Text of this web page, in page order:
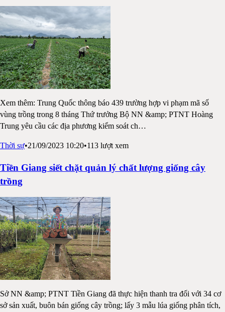
Xem thêm: Trung Quốc thông báo 439 trường hợp vi phạm mã số
vùng trồng trong 8 tháng Thứ trưởng Bộ NN &amp; PTNT Hoàng
Trung yêu cầu các địa phương kiểm soát ch…
Thời sự•21/09/2023 10:20•113 lượt xem
Tiền Giang siết chặt quản lý chất lượng giống cây
trồng
Sở NN &amp; PTNT Tiền Giang đã thực hiện thanh tra đối với 34 cơ
sở sản xuất, buôn bán giống cây trồng; lấy 3 mẫu lúa giống phân tích,